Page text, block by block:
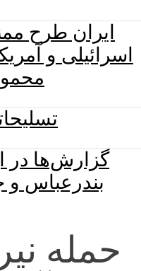
ایران طرح
اسرائیلی و
گزارش‌ها در
بندرعباس
حمله